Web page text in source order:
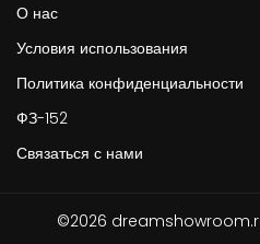
О нас
Условия использования
Политика конфиденциальности
ФЗ-152
Связаться с нами
©2026